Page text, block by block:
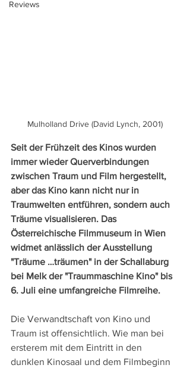
Reviews
Mulholland Drive (David Lynch, 2001)
Seit der Frühzeit des Kinos wurden
immer wieder Querverbindungen
zwischen Traum und Film hergestellt,
aber das Kino kann nicht nur in
Traumwelten entführen, sondern auch
Träume visualisieren. Das
Österreichische Filmmuseum in Wien
widmet anlässlich der Ausstellung
"Träume …träumen" in der Schallaburg
bei Melk der "Traummaschine Kino" bis
6. Juli eine umfangreiche Filmreihe.
Die Verwandtschaft von Kino und
Traum ist offensichtlich. Wie man bei
ersterem mit dem Eintritt in den
dunklen Kinosaal und dem Filmbeginn